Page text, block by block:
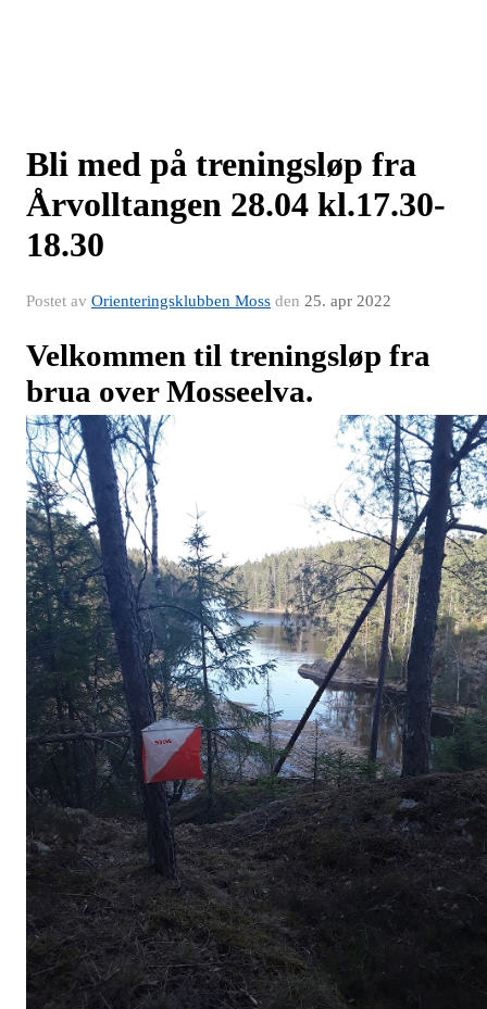
Bli med på treningsløp fra
Årvolltangen 28.04 kl.17.30-
18.30
Postet av Orienteringsklubben Moss den 25. apr 2022
Velkommen til treningsløp fra
brua over Mosseelva.